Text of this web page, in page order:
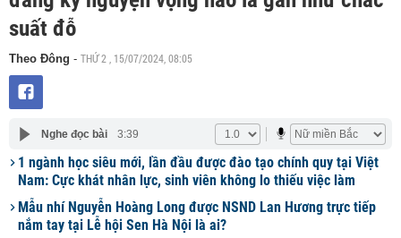
suất đỗ
Theo Đông - THỨ 2 , 15/07/2024, 08:05
Nghe đọc bài 3:39
1 ngành học siêu mới, lần đầu được đào tạo chính quy tại Việt
Nam: Cực khát nhân lực, sinh viên không lo thiếu việc làm
Mẫu nhí Nguyễn Hoàng Long được NSND Lan Hương trực tiếp
nắm tay tại Lễ hội Sen Hà Nội là ai?